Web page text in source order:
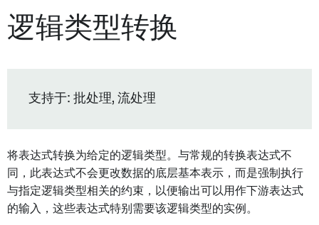
逻辑类型转换
支持于: 批处理, 流处理
将表达式转换为给定的逻辑类型。与常规的转换表达式不
同，此表达式不会更改数据的底层基本表示，而是强制执行
与指定逻辑类型相关的约束，以便输出可以用作下游表达式
的输入，这些表达式特别需要该逻辑类型的实例。